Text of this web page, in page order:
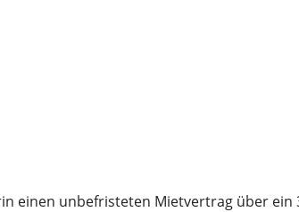
einen unbefristeten Mietvertrag über ein